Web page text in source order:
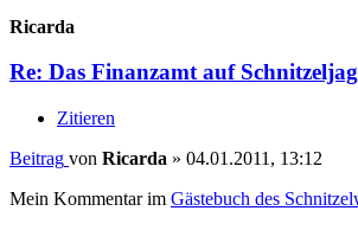
Ricarda
Re: Das Finanzamt auf
Zitieren
Beitrag von Ricarda » 04.01.2011, 13:12
Mein Kommentar im Gästebuch des